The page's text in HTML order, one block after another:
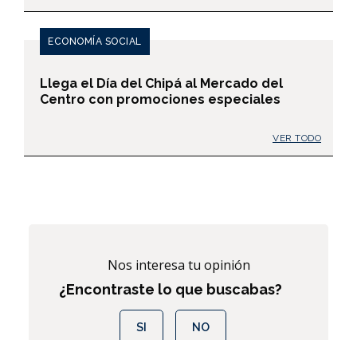
ECONOMÍA SOCIAL
Llega el Día del Chipá al Mercado del
Centro con promociones especiales
VER TODO
Nos interesa tu opinión
¿Encontraste lo que buscabas?
SI NO